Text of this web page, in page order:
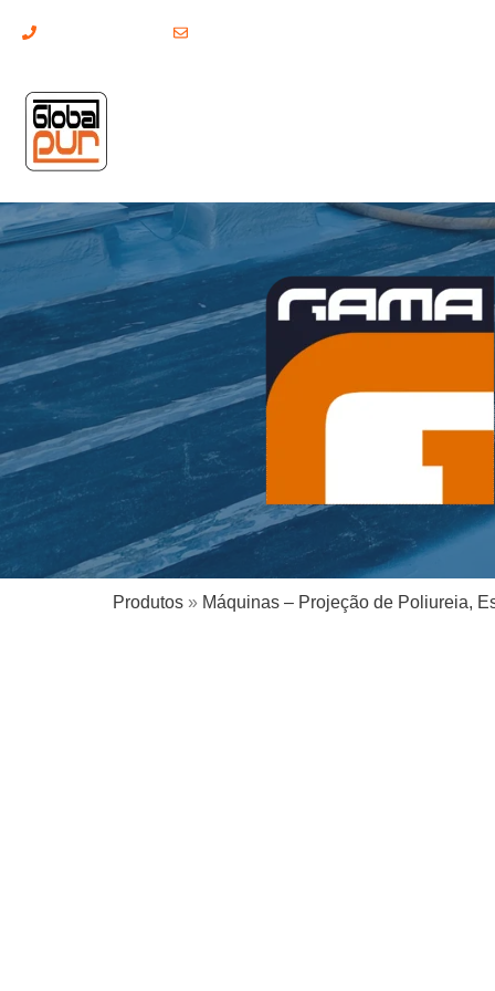
(+351) 211 379 921
Produtos » Máquinas – Projeção de Poliureia,